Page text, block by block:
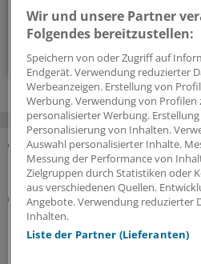
14-tägig,
Zum Abonnieren
MEHR ZUM THEMA
Notfallversorgung
Neuer Bereitschaftsdienst
Erfolgsmodell
Wir und unsere Partner
Folgendes bereitzustellen:
Speichern von oder Zugriff auf
Endgerät. Verwendung reduzierter
Werbeanzeigen. Erstellung von
Werbung. Verwendung von Profilen
personalisierter Werbung.
Personalisierung von Inhalten.
Auswahl personalisierter Inhalte.
Messung der Performance von
Zielgruppen durch Statistiken oder
aus verschiedenen Quellen.
Angebote. Verwendung reduzierter
Inhalten.
Liste der Partner (Lieferanten)